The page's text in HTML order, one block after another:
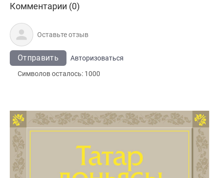
Комментарии (0)
Отправить
Авторизоваться
Символов осталось: 1000